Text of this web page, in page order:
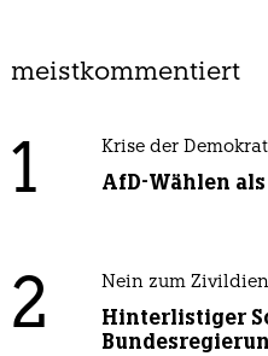
meistkommentiert
1 Krise der
AfD-Wählen
2 Nein zum
Hinterlistiger